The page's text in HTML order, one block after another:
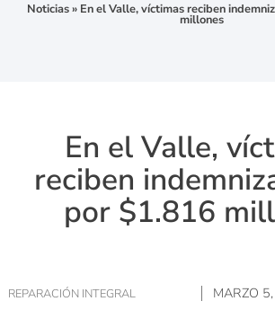
Noticias» En el Valle, víctimas reciben
millones
En el Valle,
reciben
por $1.816
REPARACIÓN INTEGRAL MARZO